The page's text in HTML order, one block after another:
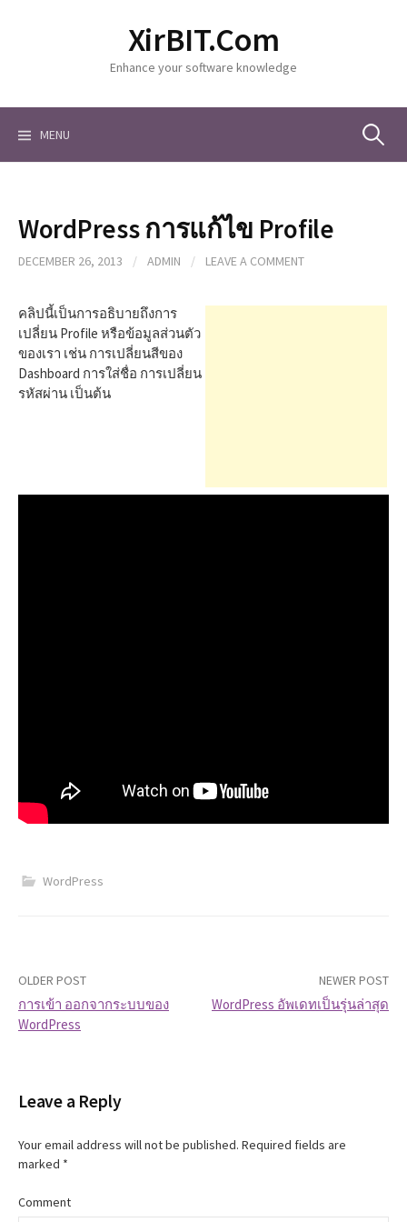
o
XirBIT.Com
Enhance your software knowledge
MENU S
WordPress การแก้ไข Profile
DECEMBER 26, 2013 / ADMIN / LEAVE A COMMENT
คลิปนี้เป็นการอธิบายถึงการ
เปลี่ยน Profile หรือข้อมูลส่วนตัว
ของเรา เช่น การเปลี่ยนสีของ
Dashboard การใส่ชื่อ การเปลี่ยน
รหัสผ่าน เป็นต้น
WordPress
P
s
t
OLDER POST
การเข้า ออกจากระบบของ
WordPress
NEWER POST
WordPress อัพเดทเป็นรุ่นล่าสุด
Leave a Reply
Your email address will not be published. Required fields are
marked *
Comment